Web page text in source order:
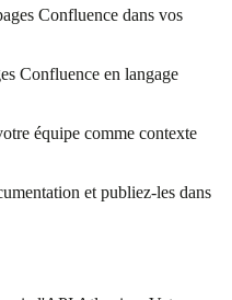
Confluence dans vos
Confluence en langage
équipe comme contexte
et publiez-les dans